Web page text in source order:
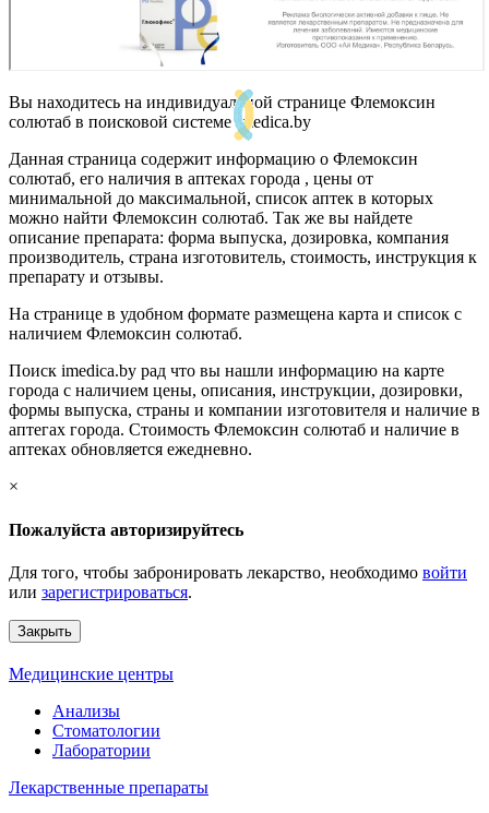
Вы находитесь на индивидуальной странице Флемоксин
солютаб в поисковой системе imedica.by
Данная страница содержит информацию о Флемоксин
солютаб, его наличия в аптеках города , цены от
минимальной до максимальной, список аптек в которых
можно найти Флемоксин солютаб. Так же вы найдете
описание препарата: форма выпуска, дозировка, компания
производитель, страна изготовитель, стоимость, инструкция к
препарату и отзывы.
На странице в удобном формате размещена карта и список с
наличием Флемоксин солютаб.
Поиск imedica.by рад что вы нашли информацию на карте
города с наличием цены, описания, инструкции, дозировки,
формы выпуска, страны и компании изготовителя и наличие в
аптегах города. Стоимость Флемоксин солютаб и наличие в
аптеках обновляется ежедневно.
×
Пожалуйста авторизируйтесь
Для того, чтобы забронировать лекарство, необходимо войти
или зарегистрироваться.
Закрыть
Медицинские центры
Анализы
Стоматологии
Лаборатории
Лекарственные препараты